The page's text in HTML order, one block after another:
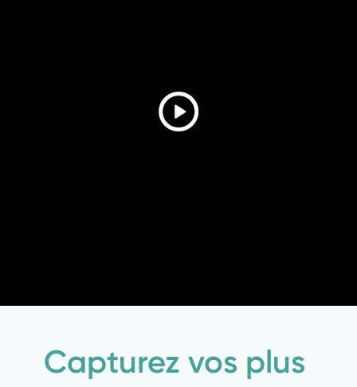
Capturez vos plus